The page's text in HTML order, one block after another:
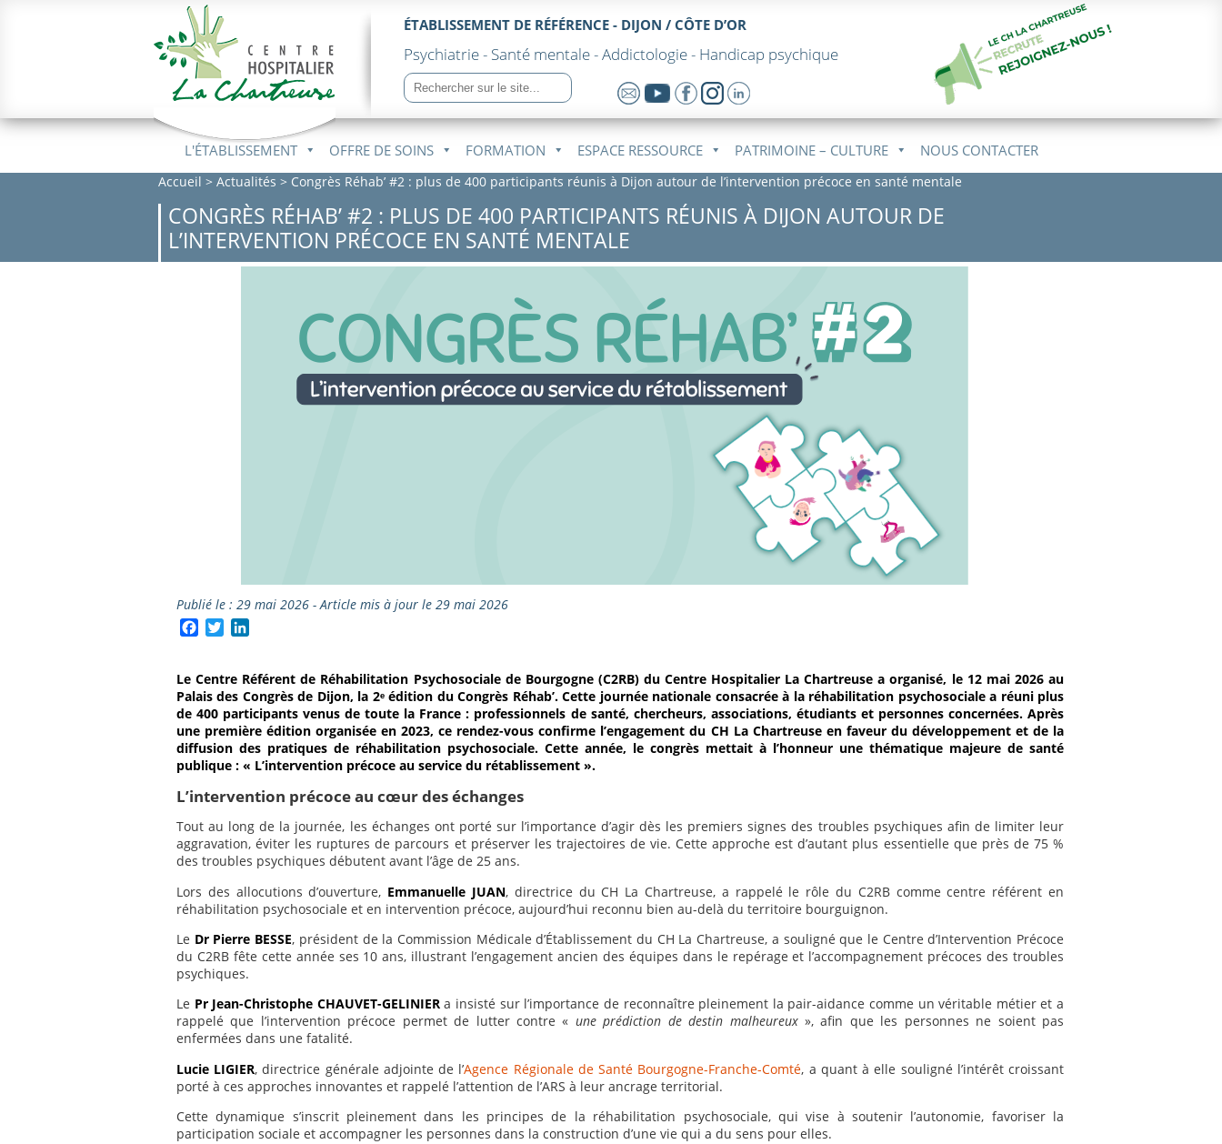
ÉTABLISSEMENT DE RÉFÉRENCE - DIJON / CÔTE D’OR
Psychiatrie - Santé mentale - Addictologie - Handicap psychique
L'ÉTABLISSEMENT OFFRE DE SOINS FORMATION ESPACE RESSOURCE PATRIMOINE – CULTURE NOUS CONTACTER
Accueil > Actualités > Congrès Réhab’ #2 : plus de 400 participants réunis à Dijon autour de l’intervention précoce en santé mentale
CONGRÈS RÉHAB’ #2 : PLUS DE 400 PARTICIPANTS RÉUNIS À DIJON AUTOUR DE
L’INTERVENTION PRÉCOCE EN SANTÉ MENTALE
Publié le : 29 mai 2026 - Article mis à jour le 29 mai 2026
Facebook
Twitter
Le Centre Référent de Réhabilitation Psychosociale de Bourgogne (C2RB) du Centre Hospitalier La Chartreuse a organisé, le 12 mai 2026 au
Palais des Congrès de Dijon, la 2ᵉ édition du Congrès Réhab’. Cette journée nationale consacrée à la réhabilitation psychosociale a réuni plus
de 400 participants venus de toute la France : professionnels de santé, chercheurs, associations, étudiants et personnes concernées. Après
une première édition organisée en 2023, ce rendez-vous confirme l’engagement du CH La Chartreuse en faveur du développement et de la
diffusion des pratiques de réhabilitation psychosociale. Cette année, le congrès mettait à l’honneur une thématique majeure de santé
publique : « L’intervention précoce au service du rétablissement ».
L’intervention précoce au cœur des échanges
Tout au long de la journée, les échanges ont porté sur l’importance d’agir dès les premiers signes des troubles psychiques afin de limiter leur
aggravation, éviter les ruptures de parcours et préserver les trajectoires de vie. Cette approche est d’autant plus essentielle que près de 75 %
des troubles psychiques débutent avant l’âge de 25 ans.
Lors des allocutions d’ouverture, Emmanuelle JUAN, directrice du CH La Chartreuse, a rappelé le rôle du C2RB comme centre référent en
réhabilitation psychosociale et en intervention précoce, aujourd’hui reconnu bien au-delà du territoire bourguignon.
Le Dr Pierre BESSE, président de la Commission Médicale d’Établissement du CH La Chartreuse, a souligné que le Centre d’Intervention Précoce
du C2RB fête cette année ses 10 ans, illustrant l’engagement ancien des équipes dans le repérage et l’accompagnement précoces des troubles
psychiques.
Le Pr Jean-Christophe CHAUVET-GELINIERa insisté sur l’importance de reconnaître pleinement la pair-aidance comme un véritable métier et a
rappelé que l’intervention précoce permet de lutter contre « une prédiction de destin malheureux», afin que les personnes ne soient pas
enfermées dans une fatalité.
Lucie LIGIER, directrice générale adjointe de l’Agence Régionale de Santé Bourgogne-Franche-Comté, a quant à elle souligné l’intérêt croissant
porté à ces approches innovantes et rappelé l’attention de l’ARS à leur ancrage territorial.
Cette dynamique s’inscrit pleinement dans les principes de la réhabilitation psychosociale, qui vise à soutenir l’autonomie, favoriser la
participation sociale et accompagner les personnes dans la construction d’une vie qui a du sens pour elles.